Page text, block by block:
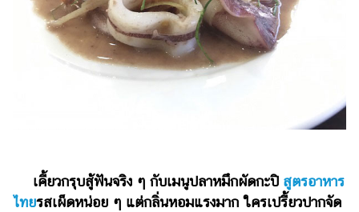
หนัง
Music
Station
ไลฟ์
ไตล์
เคี้ยวกรุบสู้ฟันจริง ๆ กับเมนูปลาหมึกผัดกะปิ สูตรอาหาร
ไทยรสเผ็ดหน่อย ๆ แต่กลิ่นหอมแรงมาก ใครเปรี้ยวปากจัด